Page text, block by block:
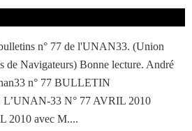
n° 77 de l'UNAN33. (Union
de Navigateurs) Bonne lecture. André
n° 77 BULLETIN
33 N° 77 AVRIL 2010
2010 avec M....